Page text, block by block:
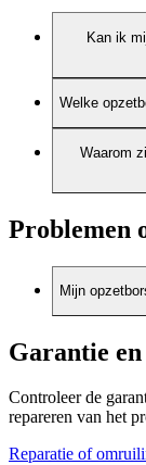
Kan ik
Welke
Waarom
Problemen
Mijn
Garantie
Controleer de
repareren van het
Reparatie of